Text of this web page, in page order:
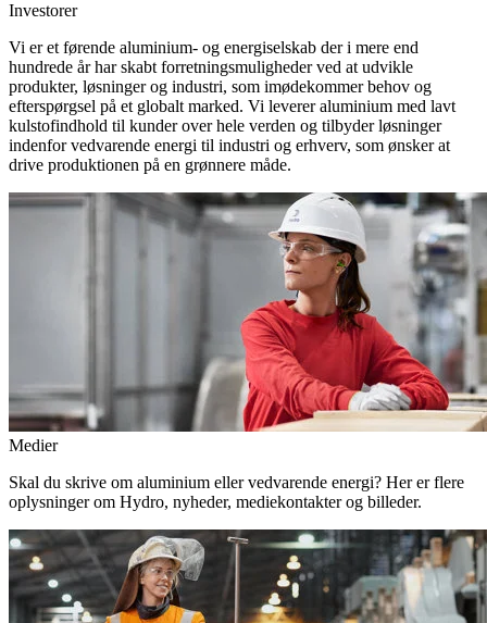
Investorer
Vi er et førende aluminium- og energiselskab der i mere end
hundrede år har skabt forretningsmuligheder ved at udvikle
produkter, løsninger og industri, som imødekommer behov og
efterspørgsel på et globalt marked. Vi leverer aluminium med lavt
kulstofindhold til kunder over hele verden og tilbyder løsninger
indenfor vedvarende energi til industri og erhverv, som ønsker at
drive produktionen på en grønnere måde.
Medier
Skal du skrive om aluminium eller vedvarende energi? Her er flere
oplysninger om Hydro, nyheder, mediekontakter og billeder.